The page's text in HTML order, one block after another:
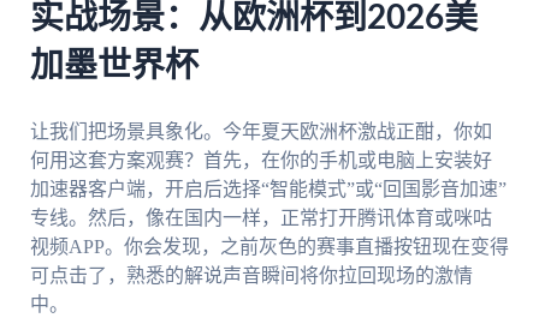
实战场景：从欧洲杯到2026美
加墨世界杯
让我们把场景具象化。今年夏天欧洲杯激战正酣，你如
何用这套方案观赛？首先，在你的手机或电脑上安装好
加速器客户端，开启后选择“智能模式”或“回国影音加速”
专线。然后，像在国内一样，正常打开腾讯体育或咪咕
视频APP。你会发现，之前灰色的赛事直播按钮现在变得
可点击了，熟悉的解说声音瞬间将你拉回现场的激情
中。